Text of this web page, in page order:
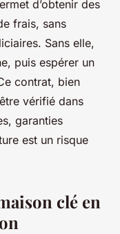
d’obtenir des
frais, sans
Sans elle,
puis espérer un
contrat, bien
vérifié dans
garanties
est un risque
clé en